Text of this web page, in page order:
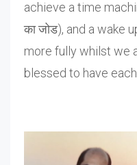
achieve a time
का जोड), and a wake
more fully whilst we
blessed to have